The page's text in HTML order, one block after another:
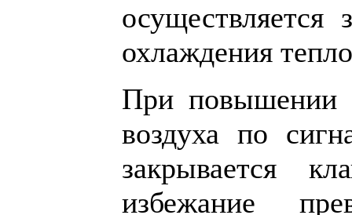
осуществляется
охлаждения
При повышении
воздуха по
закрывается
избежание